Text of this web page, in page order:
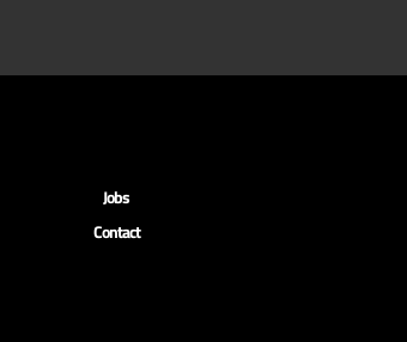
Jobs
Contact